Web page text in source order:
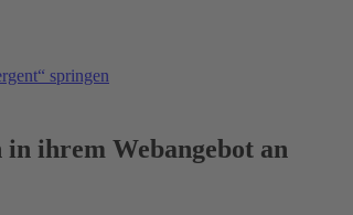
springen
ihrem Webangebot an